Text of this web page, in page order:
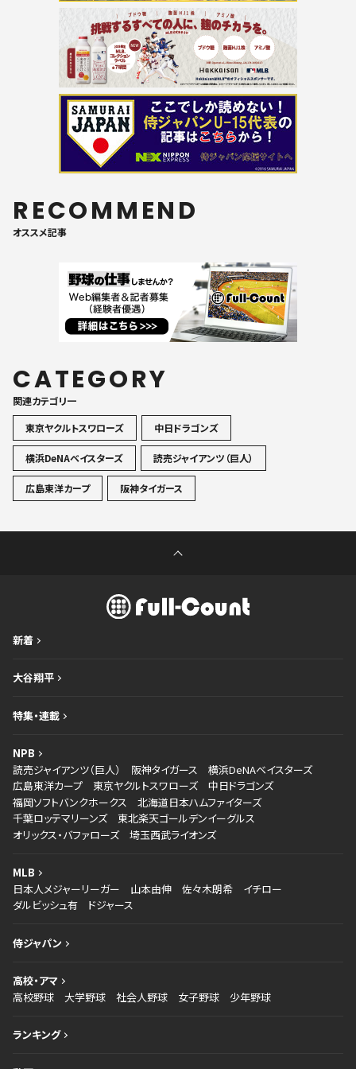
RECOMMEND
オススメ記事
CATEGORY
関連カテゴリ一
東京ヤクルトスワローズ
中日ドラゴンズ
横浜DeNAベイスターズ 読売ジャイアンツ（巨人）
広島東洋カープ 阪神タイガース
新着
大谷翔平
特集・連載
NPB
読売ジャイアンツ（巨人）
阪神タイガース
横浜DeNAベイスターズ
広島東洋カープ
東京ヤクルトスワローズ
中日ドラゴンズ
福岡ソフトバンクホークス
北海道日本ハムファイターズ
千葉ロッテマリーンズ
東北楽天ゴールデンイーグルス
オリックス・バファローズ
埼玉西武ライオンズ
MLB
日本人メジャーリーガー
山本由伸 佐々木朗希
イチロー
ダルビッシュ有
ドジャース
侍ジャパン
高校・アマ
高校野球
大学野球 社会人野球 女子野球 少年野球
ランキング